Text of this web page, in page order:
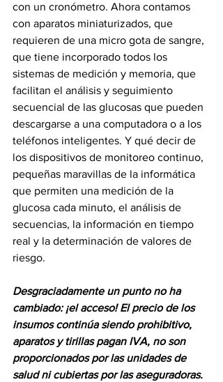
con un cronómetro. Ahora contamos
con aparatos miniaturizados, que
requieren de una micro gota de sangre,
que tiene incorporado todos los
sistemas de medición y memoria, que
facilitan el análisis y seguimiento
secuencial de las glucosas que pueden
descargarse a una computadora o a los
teléfonos inteligentes. Y qué decir de
los dispositivos de monitoreo continuo,
pequeñas maravillas de la informática
que permiten una medición de la
glucosa cada minuto, el análisis de
secuencias, la información en tiempo
real y la determinación de valores de
riesgo.
Desgraciadamente un punto no ha
cambiado: ¡el acceso! El precio de los
insumos continúa siendo prohibitivo,
aparatos y tirillas pagan IVA, no son
proporcionados por las unidades de
salud ni cubiertas por las aseguradoras.